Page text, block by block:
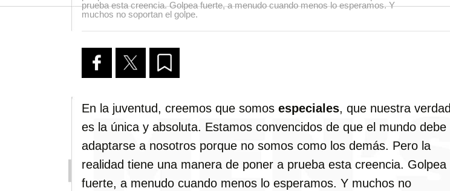
prueba esta creencia. Golpea fuerte, a menudo cuando menos lo esperamos. Y
muchos no soportan el golpe.
En la juventud, creemos que somos especiales, que nuestra verdad
es la única y absoluta. Estamos convencidos de que el mundo debe
adaptarse a nosotros porque no somos como los demás. Pero la
realidad tiene una manera de poner a prueba esta creencia. Golpea
fuerte, a menudo cuando menos lo esperamos. Y muchos no